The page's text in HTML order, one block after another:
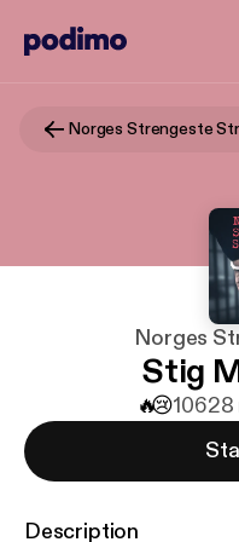
Norges Strengeste
Norges
Stig
🔥😢10628
Description